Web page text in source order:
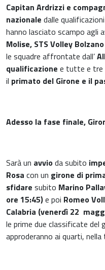
Capitan Ardrizzi e
nazionale dalle
hanno lasciato scampo agli
Molise, STS Volley
le squadre affrontate dall’
qualificazione e tutte e tre
il primato del Girone e il
Adesso la fase finale,
Sarà un avvioda subito
Rosa con un girone di
sfidare subito Marino
ore 15:45)e poi Romeo
Calabria (venerdì 22
le prime due classificate del
approderanno ai quarti,